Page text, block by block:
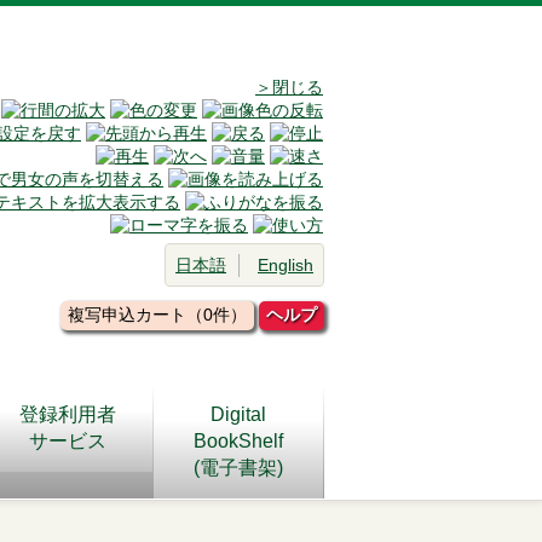
＞閉じる
日本語 English
複写申込カート（0件） ヘルプ
登録利用者
サービス
Digital
BookShelf
(電子書架)